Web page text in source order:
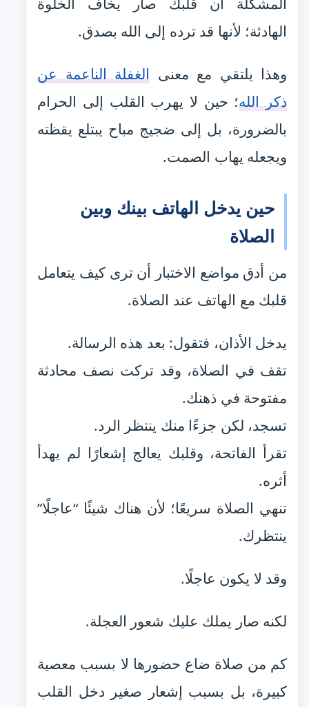
الهادئة؛ لأنها قد ترده إلى الله بصدق.
وهذا يلتقي مع معنى الغفلة الناعمة عن
ذكر الله؛ حين لا يهرب القلب إلى الحرام
بالضرورة، بل إلى ضجيج مباح يبتلع يقظته
ويجعله يهاب الصمت.
حين يدخل الهاتف بينك وبين
الصلاة
من أدق مواضع الاختبار أن ترى كيف يتعامل
قلبك مع الهاتف عند الصلاة.
يدخل الأذان، فتقول: بعد هذه الرسالة.
تقف في الصلاة، وقد تركت نصف محادثة
مفتوحة في ذهنك.
تسجد، لكن جزءًا منك ينتظر الرد.
تقرأ الفاتحة، وقلبك يعالج إشعارًا لم يهدأ
أثره.
تنهي الصلاة سريعًا؛ لأن هناك شيئًا “عاجلًا”
ينتظرك.
وقد لا يكون عاجلًا.
لكنه صار يملك عليك شعور العجلة.
كم من صلاة ضاع حضورها لا بسبب معصية
كبيرة، بل بسبب إشعار صغير دخل القلب